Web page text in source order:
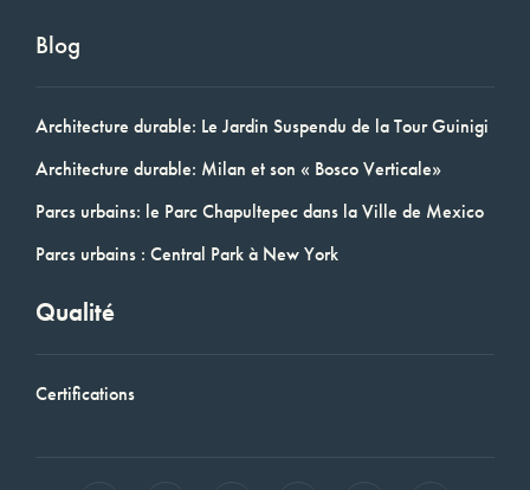
Blog
Architecture durable: Le Jardin Suspendu de la Tour Guinigi
Architecture durable: Milan et son « Bosco Verticale»
Parcs urbains: le Parc Chapultepec dans la Ville de Mexico
Parcs urbains : Central Park à New York
Qualité
Certifications